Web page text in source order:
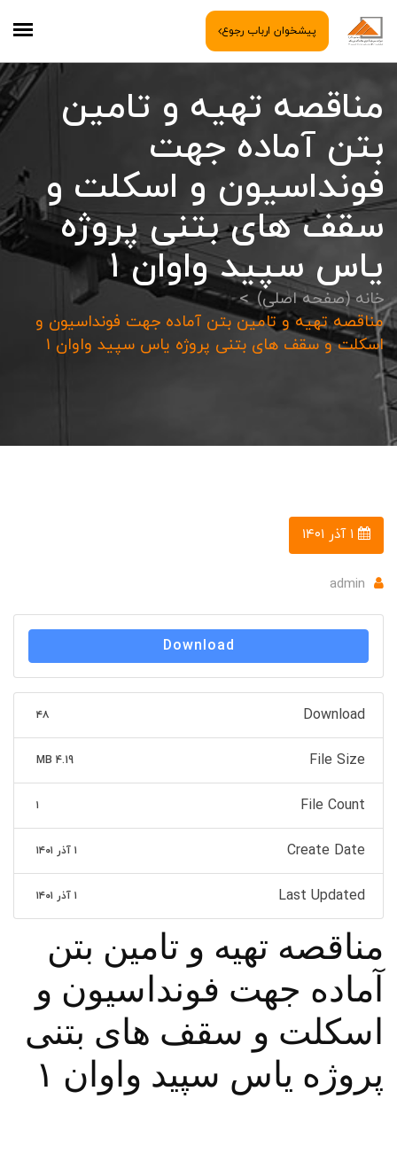
پیشخوان ارباب رجوع
مناقصه تهیه و تامین
بتن آماده جهت
فونداسیون و اسکلت و
سقف های بتنی پروژه
یاس سپید واوان ۱
خانه (صفحه اصلی)
مناقصه تهیه و تامین بتن آماده جهت فونداسیون و
اسکلت و سقف های بتنی پروژه یاس سپید واوان ۱
admin
Download
Download ۴۸
File Size
4.19 MB
File Count ۱
Create Date ۱ آذر ۱۴۰۱
Last Updated ۱ آذر ۱۴۰۱
مناقصه تهیه و تامین بتن
آماده جهت فونداسیون و
اسکلت و سقف های بتنی
پروژه یاس سپید واوان ۱